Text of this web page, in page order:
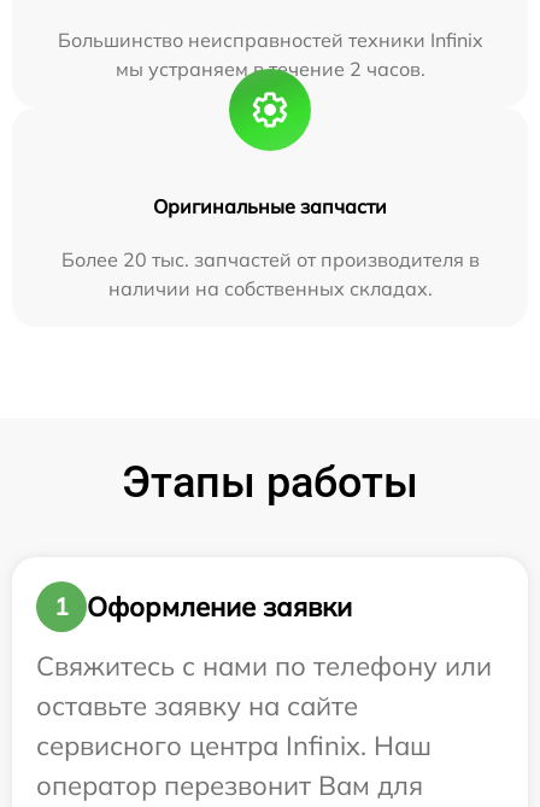
Большинство неисправностей техники Infinix
мы устраняем в течение 2 часов.
Оригинальные запчасти
Более 20 тыс. запчастей от производителя в
наличии на собственных складах.
Этапы работы
1
Оформление заявки
Свяжитесь с нами по телефону или
оставьте заявку на сайте
сервисного центра Infinix. Наш
оператор перезвонит Вам для